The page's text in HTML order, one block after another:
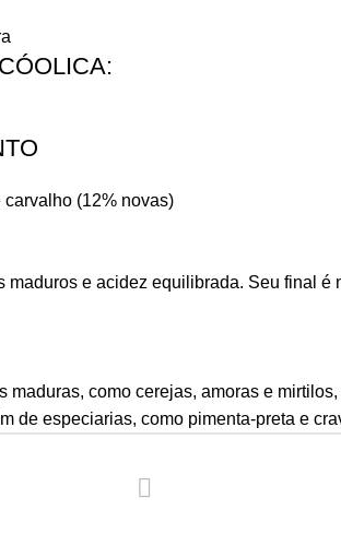
(12% novas)
maduros e acidez equilibrada. Seu final
maduras, como cerejas, amoras e
de especiarias, como pimenta-preta e